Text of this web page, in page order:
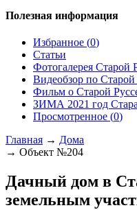
Полезная информация
Избранное (0)
Статьи
Фотогалерея Старой
Видеобзор по Старой
Фильм о Старой
ЗИМА 2021 год
Просмотренное (0)
Главная → Дома
→ Объект №204
Дачный дом в
земельным